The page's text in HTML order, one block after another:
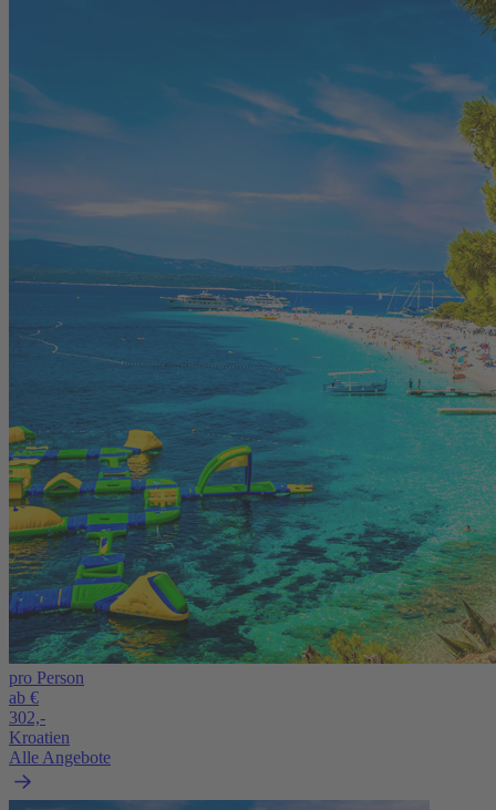
pro Person
ab €
302,-
Kroatien
Alle Angebote